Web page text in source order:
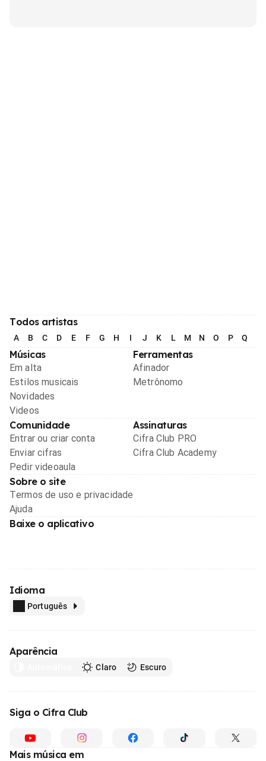
Todos artistas
A B C D E F G H I J K L M N O P Q
Músicas
Em alta
Estilos musicais
Novidades
Videos
Ferramentas
Afinador
Metrônomo
Comunidade
Entrar ou criar conta
Enviar cifras
Pedir videoaula
Assinaturas
Cifra Club PRO
Cifra Club Academy
Sobre o site
Termos de uso e privacidade
Ajuda
Baixe o aplicativo
Idioma
Português
Aparência
Claro Escuro
Siga o Cifra Club
Mais música em